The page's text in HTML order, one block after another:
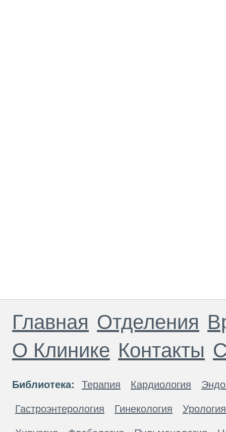
Главная Отделения
О Клинике Контакты
Библиотека: Терапия Кардиология
Гастроэнтерология Гинекология Урология